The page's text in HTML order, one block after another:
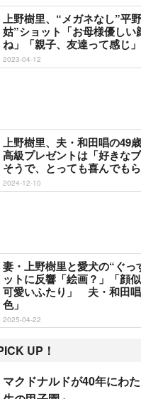
上野樹里、“メガネなし”平
姑”ショット「お母様優しい
ね」「親子、友達って感じ」
2023-04-12
上野樹里、夫・和田唱の49
高級プレゼントは「好きな
そうで、とっても喜んでもら
2024-12-10
妻・上野樹里と愛犬の“ぐっ
ットに反響「絵画？」「顔
可愛いふたり」 夫・和田
色」
2025-04-22
UP！
マクドナルドが40年にわ